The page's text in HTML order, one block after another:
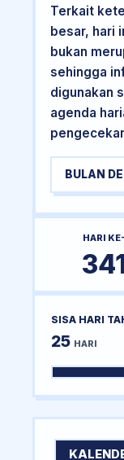
Terkait
besar, hari
bukan
sehingga
digunakan
agenda
BULAN
HARI KE-
SISA HARI
25 HARI